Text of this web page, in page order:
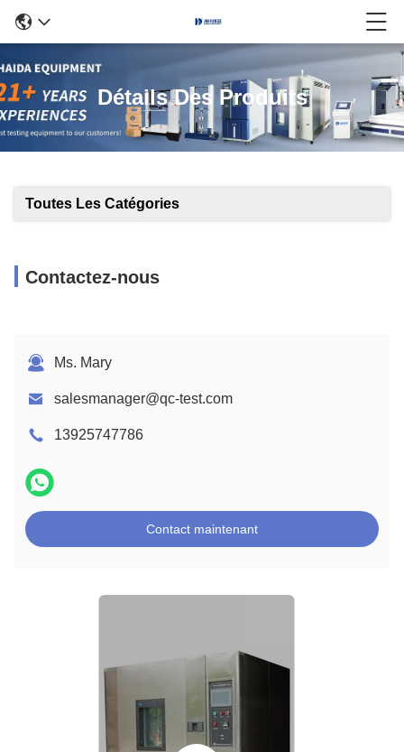
Détails Des Produits
Toutes Les Catégories
Contactez-nous
Ms. Mary
salesmanager@qc-test.com
13925747786
Contact maintenant